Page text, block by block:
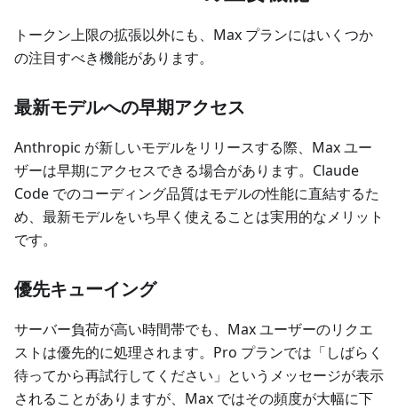
トークン上限の拡張以外にも、Max プランにはいくつか
の注目すべき機能があります。
最新モデルへの早期アクセス
Anthropic が新しいモデルをリリースする際、Max ユー
ザーは早期にアクセスできる場合があります。Claude
Code でのコーディング品質はモデルの性能に直結するた
め、最新モデルをいち早く使えることは実用的なメリット
です。
優先キューイング
サーバー負荷が高い時間帯でも、Max ユーザーのリクエ
ストは優先的に処理されます。Pro プランでは「しばらく
待ってから再試行してください」というメッセージが表示
されることがありますが、Max ではその頻度が大幅に下